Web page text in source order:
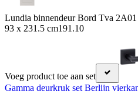
Lundia binnendeur Bord Tva
93 x 231.5 cm191.10
Voeg product toe aan set
Gamma deurkruk set Berlijn